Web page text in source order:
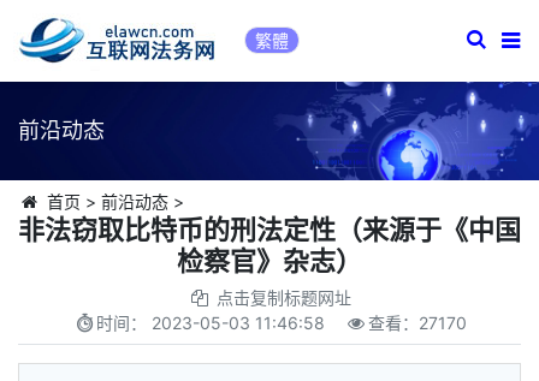
繁體
前沿动态
首页 > 前沿动态>
非法窃取比特币的刑法定性（来源于《中国
检察官》杂志）
点击复制标题网址
时间： 2023-05-03 11:46:58 查看： 27170